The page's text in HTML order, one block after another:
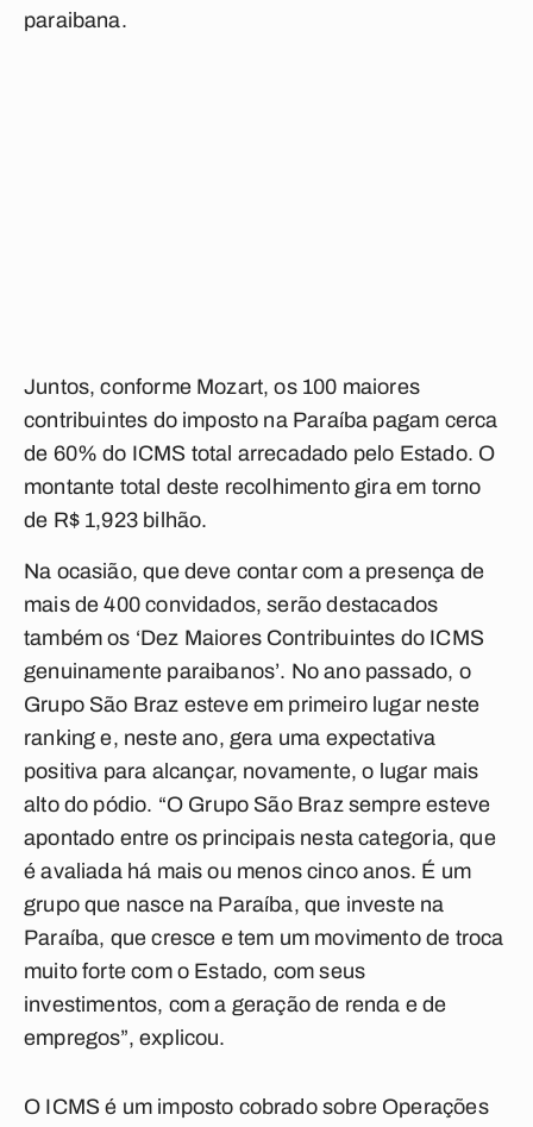
paraibana.
Juntos, conforme Mozart, os 100 maiores
contribuintes do imposto na Paraíba pagam cerca
de 60% do ICMS total arrecadado pelo Estado. O
montante total deste recolhimento gira em torno
de R$ 1,923 bilhão.
Na ocasião, que deve contar com a presença de
mais de 400 convidados, serão destacados
também os ‘Dez Maiores Contribuintes do ICMS
genuinamente paraibanos’. No ano passado, o
Grupo São Braz esteve em primeiro lugar neste
ranking e, neste ano, gera uma expectativa
positiva para alcançar, novamente, o lugar mais
alto do pódio. “O Grupo São Braz sempre esteve
apontado entre os principais nesta categoria, que
é avaliada há mais ou menos cinco anos. É um
grupo que nasce na Paraíba, que investe na
Paraíba, que cresce e tem um movimento de troca
muito forte com o Estado, com seus
investimentos, com a geração de renda e de
empregos”, explicou.
O ICMS é um imposto cobrado sobre Operações